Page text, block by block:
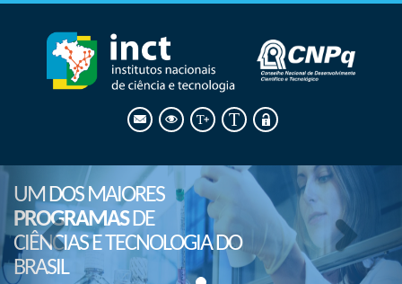
UM DOS MAIORES
PROGRAMASDE
CIÊNCIAS E TECNOLOGIA DO
BRASIL